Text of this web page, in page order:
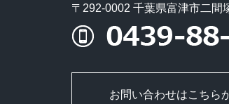
〒292-0002 千葉県富津市二間
お問い合わせはこちら